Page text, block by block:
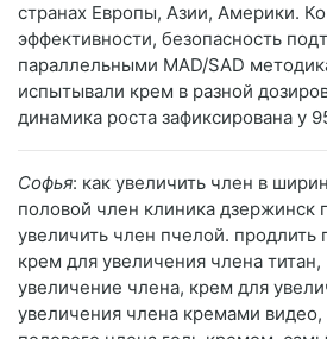
странах Европы, Азии, Америки.
эффективности, безопасность
параллельными MAD/SAD
испытывали крем в разной
динамика роста зафиксирована у
Софья: как увеличить член в
половой член клиника дзержинск
увеличить член пчелой. продлить
крем для увеличения члена
увеличение члена, крем для
увеличения члена кремами видео,